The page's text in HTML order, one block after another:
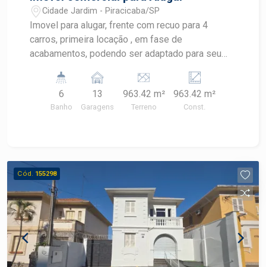
Cidade Jardim - Piracicaba/SP
Imovel para alugar, frente com recuo para 4
carros, primeira locação , em fase de
acabamentos, podendo ser adaptado para seu
6
Banho
13
Garagens
963.42 m²
Terreno
963.42 m²
Const.
Cód. 155298